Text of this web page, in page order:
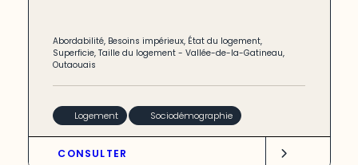
Abordabilité, Besoins impérieux, État du logement,
Superficie,Taille du logement -Vallée-de-la-Gatineau,
Outaouais
Logement Sociodémographie
CONSULTER